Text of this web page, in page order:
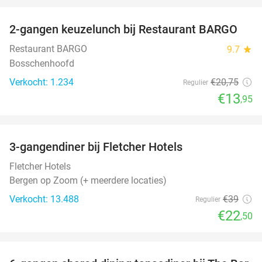
33%
2-gangen keuzelunch bij Restaurant BARGO
Restaurant BARGO 9.7 star
Bosschenhoofd
Verkocht: 1.234
Regulier €20,75
€13,95
3-gangendiner bij Fletcher Hotels
Fletcher Hotels
Bergen op Zoom (+ meerdere locaties)
Verkocht: 13.488
Regulier €39
€22,50